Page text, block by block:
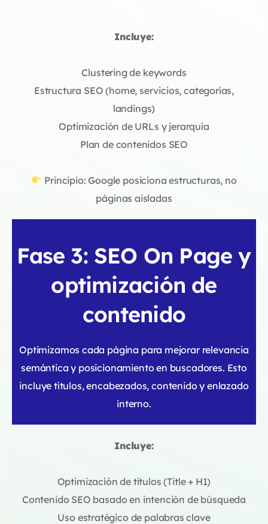
Incluye:
Clustering de keywords
Estructura SEO (home, servicios, categorías,
landings)
Optimización de URLs y jerarquía
Plan de contenidos SEO
Principio: Google posiciona estructuras, no
páginas aisladas
Fase 3: SEO On Page y
optimización de
contenido
Optimizamos cada página para mejorar relevancia
semántica y posicionamiento en buscadores. Esto
incluye títulos, encabezados, contenido y enlazado
interno.
Incluye:
Optimización de títulos (Title + H1)
Contenido SEO basado en intención de búsqueda
Uso estratégico de palabras clave